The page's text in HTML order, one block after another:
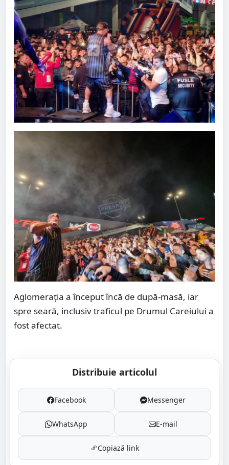
Aglomerația a început încă de după-masă, iar
spre seară, inclusiv traficul pe Drumul Careiului a
fost afectat.
Distribuie articolul
Facebook Messenger
WhatsApp E-mail
Copiază link